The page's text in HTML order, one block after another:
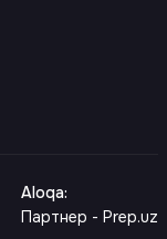
Aloqa:
Партнер - Prep.uz